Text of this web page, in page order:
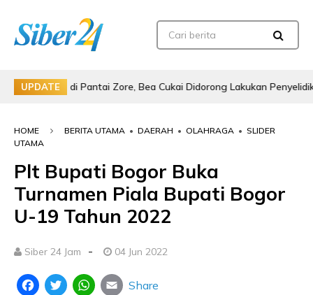
UPDATE
di Pantai Zore, Bea Cukai Didorong Lakukan Penyelidikan
HOME BERITA UTAMA • DAERAH • OLAHRAGA • SLIDER
UTAMA
Plt Bupati Bogor Buka
Turnamen Piala Bupati Bogor
U-19 Tahun 2022
Siber 24 Jam - 04 Jun 2022
FacebookTwitterWhatsApp
Email
Share